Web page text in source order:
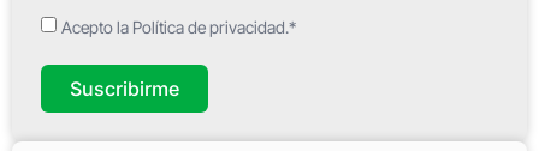
Acepto la Política de privacidad.*
Suscribirme